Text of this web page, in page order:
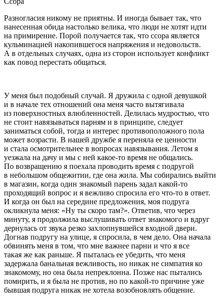
Разногласия никому не приятны. И иногда бывает так, что
нанесенная обида настолько велика, что люди не хотят идти
на примирение. Порой получается так, что ссора является
кульминацией накопившегося напряжения и недовольств.
А в отдельных случаях, одна из сторон использует конфликт
как повод перестать общаться.
У меня был подобный случай. Я дружила с одной девушкой
и в начале тех отношений она меня часто вытягивала
из поверхностных влюбленностей. Делилась мудростью, что
не стоит навязываться парням и в принципе, следует
заниматься собой, тогда и интерес противоположного пола
может возрасти. В нашей дружбе я переняла ее ценности
и стала осмотрительнее в вопросах навязывания. Летом я
уезжала на дачу и мы с ней какое-то время не общались.
По возвращению я поехала проводить время с подругой
в небольшом общежитии, где она жила. Мы собирались выйти
в магазин, когда один знакомый парень задал какой-то
проходящий вопрос и я вежливо спросила его что-то в ответ.
И когда он был на середине предложения, моя подруга
окликнула меня: «Ну ты скоро там?». Ответив, что через
минуту, я продолжила выслушивать ответ знакомого и вдруг
дернулась от звука резко захлопнувшейся входной двери.
Догнав подругу на улице, я спросила, в чем дело. Она начала
обвинять меня в том, что мне важнее парни и что я все
такая же как раньше. Я пыталась ее убедить, что меня
задержала банальная вежливость, но никак не симпатия ко
знакомому, но она была непреклонна. Позже нас пытались
помирить, и я была не против, но по какой-то причине уже
бывшая подруга никак не хотела возобновлять общение.